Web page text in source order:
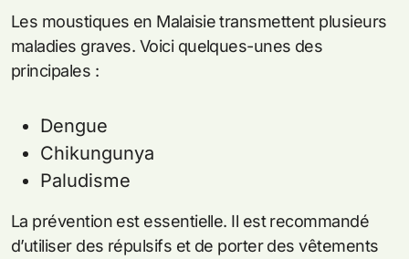
Les moustiques en Malaisie transmettent plusieurs
maladies graves. Voici quelques-unes des
principales :
Dengue
Chikungunya
Paludisme
La prévention est essentielle. Il est recommandé
d’utiliser des répulsifs et de porter des vêtements